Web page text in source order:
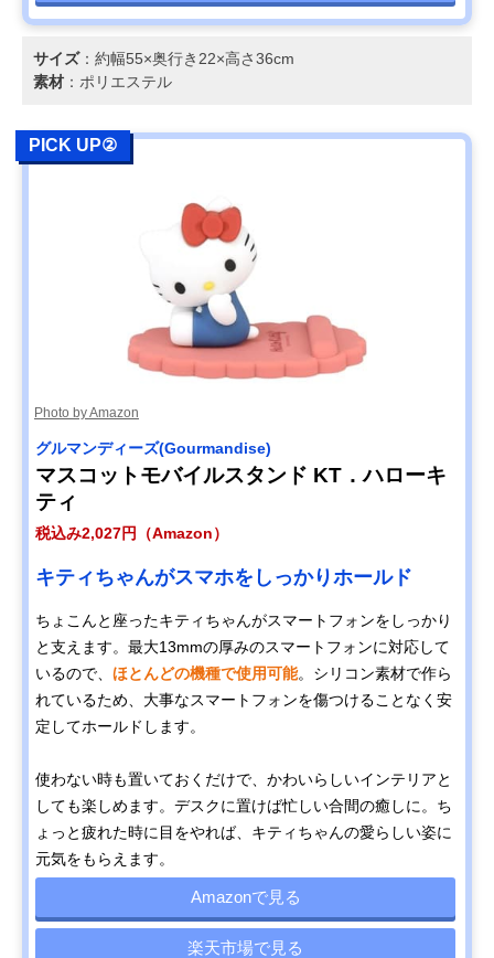
サイズ：約幅55×奥行き22×高さ36cm
素材 ：ポリエステル
PICK UP②
Photo by Amazon
グルマンディーズ(Gourmandise)
マスコットモバイルスタンド KT．ハローキ
ティ
税込み2,027円（Amazon）
キティちゃんがスマホをしっかりホールド
ちょこんと座ったキティちゃんがスマートフォンをしっかり
と支えます。最大13mmの厚みのスマートフォンに対応して
いるので、 ほとんどの機種で使用可能。シリコン素材で作ら
れているため、大事なスマートフォンを傷つけることなく安
定してホールドします。
使わない時も置いておくだけで、かわいらしいインテリアと
しても楽しめます。デスクに置けば忙しい合間の癒しに。ち
ょっと疲れた時に目をやれば、キティちゃんの愛らしい姿に
元気をもらえます。
Amazonで見る
楽天市場で見る